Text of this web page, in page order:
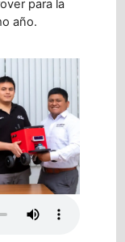
para la
año.